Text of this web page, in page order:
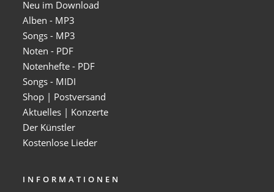
Neu im Download
Alben - MP3
Songs - MP3
Noten - PDF
Notenhefte - PDF
Songs - MIDI
Shop | Postversand
Aktuelles | Konzerte
Der Künstler
Kostenlose Lieder
INFORMATIONEN